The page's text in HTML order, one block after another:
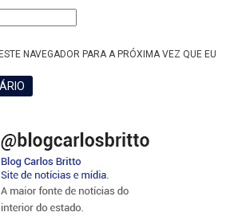
NAVEGADOR PARA A PRÓXIMA VEZ QUE EU